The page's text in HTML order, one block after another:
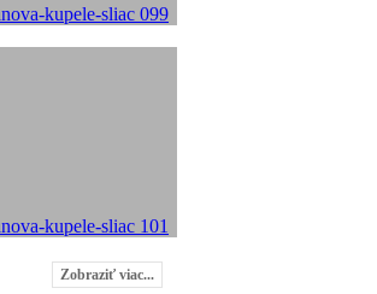
Zobraziť viac...